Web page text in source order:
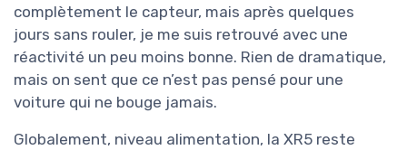
complètement le capteur, mais après quelques
jours sans rouler, je me suis retrouvé avec une
réactivité un peu moins bonne. Rien de dramatique,
mais on sent que ce n’est pas pensé pour une
voiture qui ne bouge jamais.
Globalement, niveau alimentation, la XR5 reste